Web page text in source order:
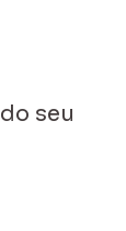
seu